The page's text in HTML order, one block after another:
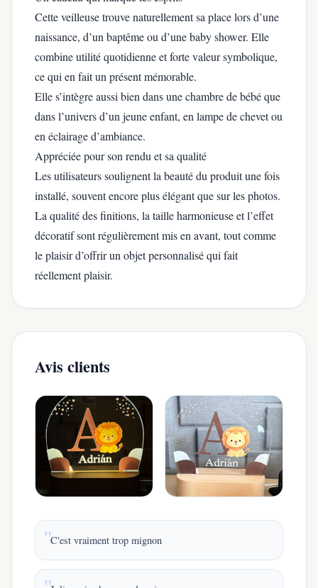
Cette veilleuse trouve naturellement sa place lors d’une
naissance, d’un baptême ou d’une baby shower. Elle
combine utilité quotidienne et forte valeur symbolique,
ce qui en fait un présent mémorable.
Elle s’intègre aussi bien dans une chambre de bébé que
dans l’univers d’un jeune enfant, en lampe de chevet ou
en éclairage d’ambiance.
Appréciée pour son rendu et sa qualité
Les utilisateurs soulignent la beauté du produit une fois
installé, souvent encore plus élégant que sur les photos.
La qualité des finitions, la taille harmonieuse et l’effet
décoratif sont régulièrement mis en avant, tout comme
le plaisir d’offrir un objet personnalisé qui fait
réellement plaisir.
Avis clients
C'est vraiment trop mignon